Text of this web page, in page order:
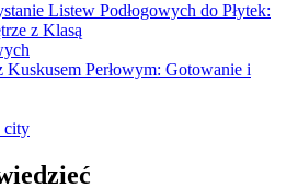
Listew Podłogowych do Płytek:
z Klasą
Kuskusem Perłowym: Gotowanie i
city